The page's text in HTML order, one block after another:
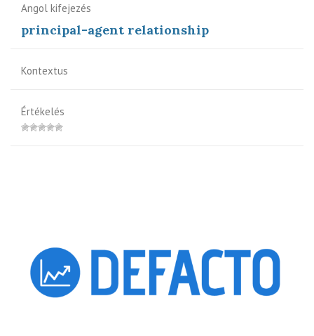
Angol kifejezés
principal-agent relationship
Kontextus
Értékelés